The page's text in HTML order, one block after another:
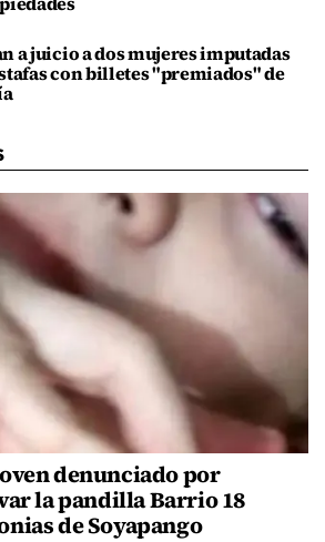
a juicio a dos mujeres imputadas
con billetes "premiados" de
denunciado por
la pandilla Barrio 18
de Soyapango